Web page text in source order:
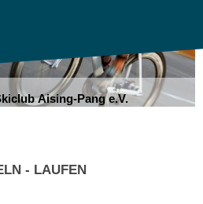
Aising-Pang e.V.
- LAUFEN